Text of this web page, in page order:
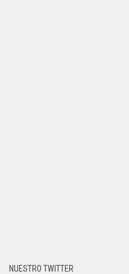
NUESTRO TWITTER